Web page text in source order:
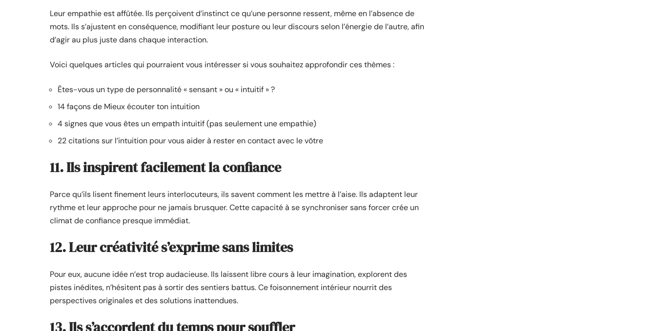
Leur empathie est affûtée. Ils perçoivent d’instinct ce qu’une personne ressent, même en l’absence de
mots. Ils s’ajustent en conséquence, modifiant leur posture ou leur discours selon l’énergie de l’autre, afin
d’agir au plus juste dans chaque interaction.
Voici quelques articles qui pourraient vous intéresser si vous souhaitez approfondir ces thèmes :
Êtes-vous un type de personnalité « sensant » ou « intuitif » ?
14 façons de Mieux écouter ton intuition
4 signes que vous êtes un empath intuitif (pas seulement une empathie)
22 citations sur l’intuition pour vous aider à rester en contact avec le vôtre
11. Ils inspirent facilement la confiance
Parce qu’ils lisent finement leurs interlocuteurs, ils savent comment les mettre à l’aise. Ils adaptent leur
rythme et leur approche pour ne jamais brusquer. Cette capacité à se synchroniser sans forcer crée un
climat de confiance presque immédiat.
12. Leur créativité s’exprime sans limites
Pour eux, aucune idée n’est trop audacieuse. Ils laissent libre cours à leur imagination, explorent des
pistes inédites, n’hésitent pas à sortir des sentiers battus. Ce foisonnement intérieur nourrit des
perspectives originales et des solutions inattendues.
13. Ils s’accordent du temps pour souffler